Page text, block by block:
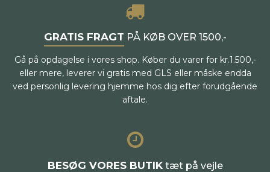
GRATIS FRAGT PÅ KØB OVER 1500,-
Gå på opdagelse i vores shop. Køber du varer for kr.1.500,-
eller mere, leverer vi gratis med GLS eller måske endda
ved personlig levering hjemme hos dig efter forudgående
aftale.
BESØG VORES BUTIKtæt på vejle